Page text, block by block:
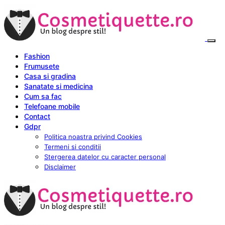
Fashion
Frumusete
Casa si gradina
Sanatate si medicina
Cum sa fac
Telefoane mobile
Contact
Gdpr
Politica noastra privind Cookies
Termeni si conditii
Stergerea datelor cu caracter personal
Disclaimer